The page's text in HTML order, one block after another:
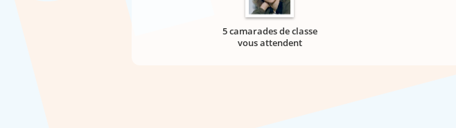
5 camarades de classe
vous attendent